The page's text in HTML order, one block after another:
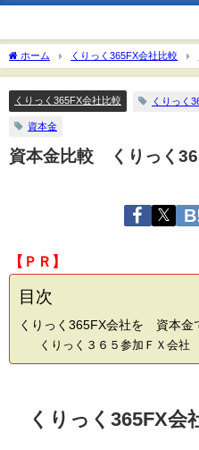
ホーム くりっく365FX会社比較
くりっく365FX会社比較 くりっく
資本金
資本金比較 くりっく
【ＰＲ】
目次
くりっく365FX会社を 資本金
くりっく３６５参加ＦＸ会
くりっく365FX